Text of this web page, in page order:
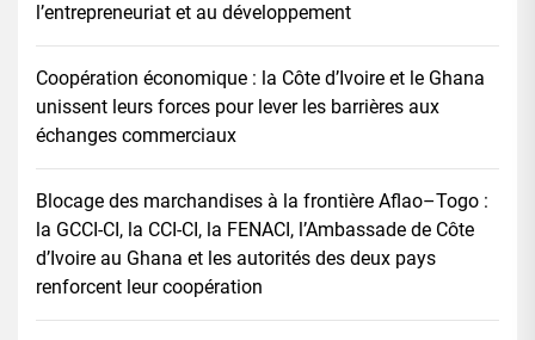
l’entrepreneuriat et au développement
Coopération économique : la Côte d’Ivoire et le Ghana
unissent leurs forces pour lever les barrières aux
échanges commerciaux
Blocage des marchandises à la frontière Aflao–Togo :
la GCCI-CI, la CCI-CI, la FENACI, l’Ambassade de Côte
d’Ivoire au Ghana et les autorités des deux pays
renforcent leur coopération